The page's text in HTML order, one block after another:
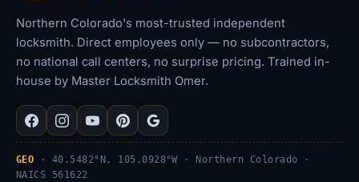
Northern Colorado's most-trusted independent
locksmith. Direct employees only — no subcontractors,
no national call centers, no surprise pricing. Trained in-
house by Master Locksmith Omer.
GEO · 40.5482°N, 105.0928°W · Northern Colorado ·
NAICS 561622